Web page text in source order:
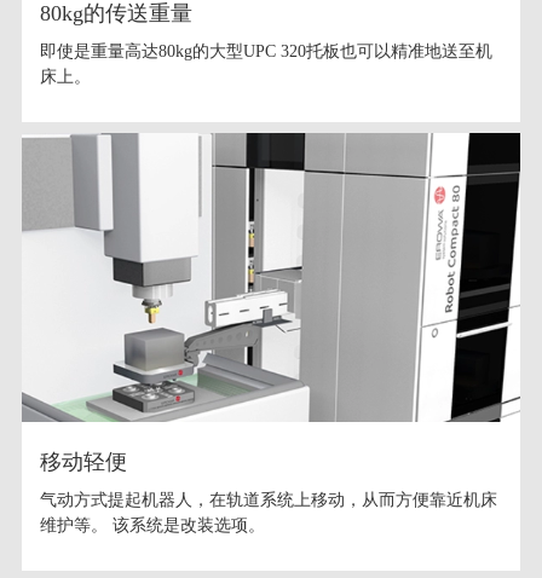
80kg的传送重量
即使是重量高达80kg的大型UPC 320托板也可以精准地送至机
床上。
移动轻便
气动方式提起机器人，在轨道系统上移动，从而方便靠近机床
维护等。 该系统是改装选项。